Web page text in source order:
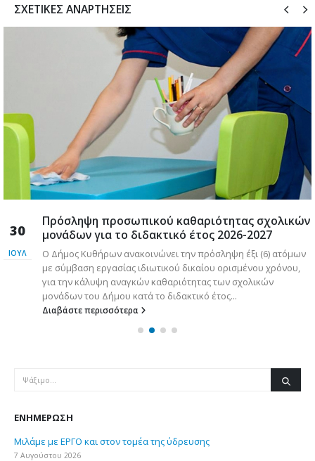
ΣΧΕΤΙΚΈΣ ΑΝΑΡΤΉΣΕΙΣ
30
ΙΟΎΛ
Πρόσληψη προσωπικού καθαριότητας σχολικών
μονάδων για το διδακτικό έτος 2026-2027
Ο Δήμος Κυθήρων ανακοινώνει την πρόσληψη έξι (6) ατόμων
με σύμβαση εργασίας ιδιωτικού δικαίου ορισμένου χρόνου,
για την κάλυψη αναγκών καθαριότητας των σχολικών
μονάδων του Δήμου κατά το διδακτικό έτος...
Διαβάστε περισσότερα
ΕΝΗΜΈΡΩΣΗ
Μιλάμε με ΕΡΓΟ και στον τομέα της ύδρευσης
7 Αυγούστου 2026